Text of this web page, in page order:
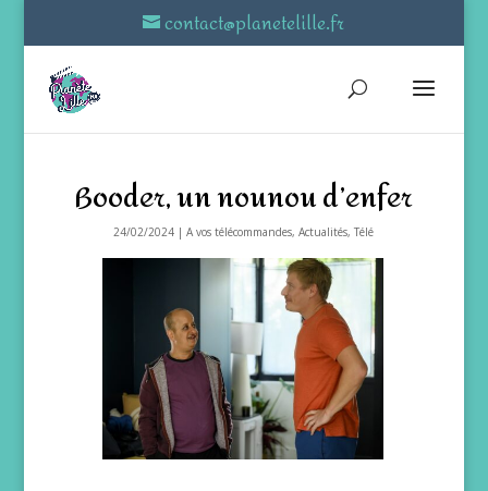
contact@planetelille.fr
Booder, un nounou d’enfer
24/02/2024 |A vos télécommandes,Actualités,Télé